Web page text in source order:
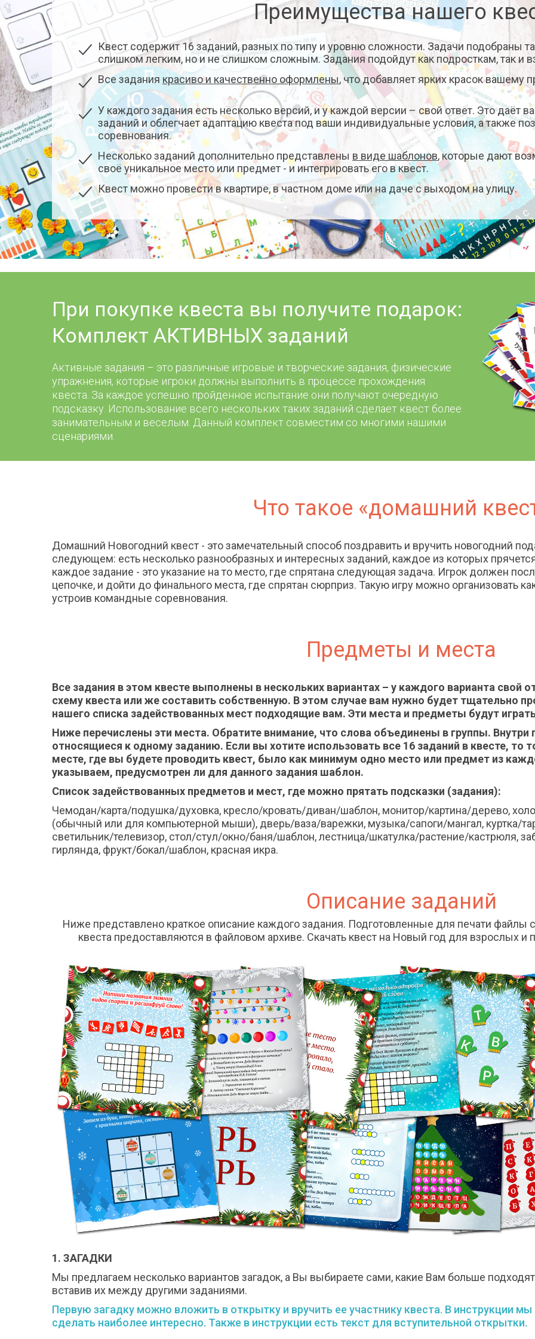
Преимущества нашего
Квест содержит 16 заданий, разных по типу и уровню сложности. Задачи подобраны
слишком легким, но и не слишком сложным. Задания подойдут как подросткам, так и
Все задания красиво и качественно оформлены, что добавляет ярких красок вашему
У каждого задания есть несколько версий, и у каждой версии – свой ответ. Это даёт
заданий и облегчает адаптацию квеста под ваши индивидуальные условия, а также
соревнования.
Несколько заданий дополнительно представлены в виде шаблонов, которые дают
своё уникальное место или предмет - и интегрировать его в квест.
Квест можно провести в квартире, в частном доме или на даче с выходом на улицу.
При покупке квеста вы получите подарок:
Комплект АКТИВНЫХ заданий
Активные задания – это различные игровые и творческие задания, физические
упражнения, которые игроки должны выполнить в процессе прохождения
квеста. За каждое успешно пройденное испытание они получают очередную
подсказку. Использование всего нескольких таких заданий сделает квест более
занимательным и веселым. Данный комплект совместим со многими нашими
сценариями.
Что такое «домашний
Домашний Новогодний квест - это замечательный способ поздравить и вручить новогодний
следующем: есть несколько разнообразных и интересных заданий, каждое из которых
каждое задание - это указание на то место, где спрятана следующая задача. Игрок должен
цепочке, и дойти до финального места, где спрятан сюрприз. Такую игру можно организовать
устроив командные соревнования.
Предметы и места
Все задания в этом квесте выполнены в нескольких вариантах – у каждого варианта свой
схему квеста или же составить собственную. В этом случае вам нужно будет тщательно
нашего списка задействованных мест подходящие вам. Эти места и предметы будут
Ниже перечислены эти места. Обратите внимание, что слова объединены в группы. Внутри
относящиеся к одному заданию. Если вы хотите использовать все 16 заданий в квесте, то
месте, где вы будете проводить квест, было как минимум одно место или предмет из
указываем, предусмотрен ли для данного задания шаблон.
Список задействованных предметов и мест, где можно прятать подсказки (задания):
Чемодан/карта/подушка/духовка, кресло/кровать/диван/шаблон, монитор/картина/дерево,
(обычный или для компьютерной мыши), дверь/ваза/варежки, музыка/сапоги/мангал, куртка/
светильник/телевизор, стол/стул/окно/баня/шаблон, лестница/шкатулка/растение/кастрюля,
гирлянда, фрукт/бокал/шаблон, красная икра.
Описание заданий
Ниже представлено краткое описание каждого задания. Подготовленные для печати файлы
квеста предоставляются в файловом архиве. Скачать квест на Новый год для взрослых
1. ЗАГАДКИ
Мы предлагаем несколько вариантов загадок, а Вы выбираете сами, какие Вам больше
вставив их между другими заданиями.
Первую загадку можно вложить в открытку и вручить ее участнику квеста. В инструкции
сделать наиболее интересно. Также в инструкции есть текст для вступительной открытки.